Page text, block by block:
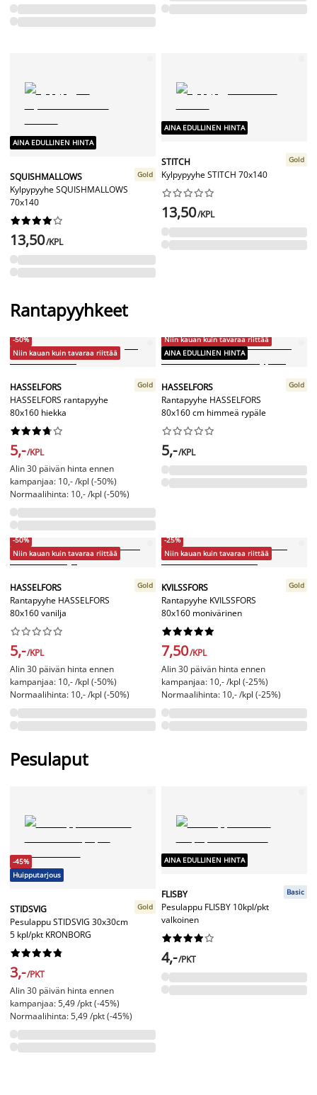
AINA EDULLINEN HINTA
SQUISHMALLOWS
Kylpypyyhe SQUISHMALLOWS
70x140
Gold






13,50/KPL
AINA EDULLINEN HINTA
STITCH
Kylpypyyhe STITCH 70x140
Gold






13,50/KPL
Rantapyyhkeet
-50%
Niin kauan kuin tavaraa riittää
HASSELFORS
HASSELFORS rantapyyhe
80x160 hiekka
Gold






5,-/KPL
Alin 30 päivän hinta ennen
kampanjaa: 10,- /kpl (-50%)
Normaalihinta: 10,- /kpl (-50%)
Niin kauan kuin tavaraa riittää
AINA EDULLINEN HINTA
HASSELFORS
Rantapyyhe HASSELFORS
80x160 cm himmeä rypäle
Gold






5,-/KPL
-50%
Niin kauan kuin tavaraa riittää
HASSELFORS
Rantapyyhe HASSELFORS
80x160 vanilja
Gold






5,-/KPL
Alin 30 päivän hinta ennen
kampanjaa: 10,- /kpl (-50%)
Normaalihinta: 10,- /kpl (-50%)
-25%
Niin kauan kuin tavaraa riittää
KVILSSFORS
Rantapyyhe KVILSSFORS
80x160 monivärinen
Gold






7,50/KPL
Alin 30 päivän hinta ennen
kampanjaa: 10,- /kpl (-25%)
Normaalihinta: 10,- /kpl (-25%)
Pesulaput
-45%
Huipputarjous
STIDSVIG
Pesulappu STIDSVIG 30x30cm
5 kpl/pkt KRONBORG
Gold






3,-/PKT
Alin 30 päivän hinta ennen
kampanjaa: 5,49 /pkt (-45%)
Normaalihinta: 5,49 /pkt (-45%)
AINA EDULLINEN HINTA
FLISBY
Pesulappu FLISBY 10kpl/pkt
valkoinen
Basic






4,-/PKT